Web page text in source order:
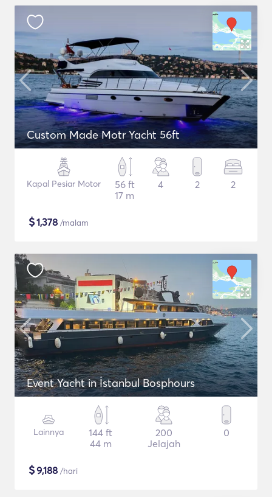
Custom Made Motr Yacht 56ft
Kapal Pesiar Motor
56 ft
17 m
4 2 2
$1,378 /malam
Event Yacht in İstanbul Bosphours
Lainnya
144 ft
44 m
200
Jelajah
0
$9,188 /hari